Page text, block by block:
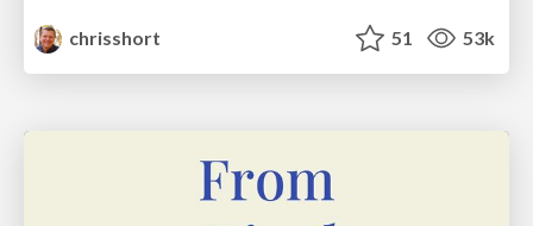
chrisshort
51 53k